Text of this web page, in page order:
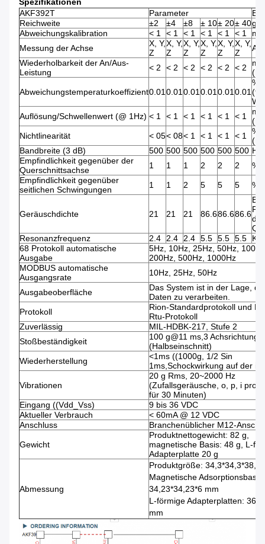
Spezifikationen
AKF392T
Parameter
Reichweite
±2 ±4 ±8 ± 10± 20± 40g
Abweichungskalibration
< 1 < 1 < 1 < 1 < 1 < 1
Messung der Achse
X, Y,
Z
X, Y,
Z
X, Y,
Z
X, Y,
Z
X, Y,
Z
X, Y,
Z
Wiederholbarkeit der An/Aus-
Leistung
< 2 < 2 < 2 < 2 < 2 < 2
mg
Abweichungstemperaturkoeffizient0.010.010.010.010.010.01
%/
Auflösung/Schwellenwert (@ 1Hz) < 1 < 1 < 1 < 1 < 1 < 1
mg
Nichtlinearität
< 05< 08< 1 < 1 < 1 < 1 %
Bandbreite (3 dB)
500 500 500 500 500 500 Hz
Empfindlichkeit gegenüber der
Querschnittsachse
1 1 1 2 2 2
%
Empfindlichkeit gegenüber
seitlichen Schwingungen
1 1 2 5 5 5 %
Geräuschdichte 21 21 21 86.686.686.6der
Resonanzfrequenz
2.4 2.4 2.4 5.5 5.5 5.5
68 Protokoll automatische
Ausgabe
5Hz, 10Hz, 25Hz, 50Hz,
200Hz, 500Hz, 1000Hz
MODBUS automatische
Ausgangsrate
10Hz, 25Hz, 50Hz
Ausgabeoberfläche
Das System ist in der Lage, die
Daten zu verarbeiten.
Protokoll
Rion-Standardprotokoll und
Rtu-Protokoll
Zuverlässig
MIL-HDBK-217, Stufe 2
Stoßbeständigkeit
100 g@11 ms,3 Achsrichtung
(Halbseinschnitt)
Wiederherstellung
<1ms ((1000g, 1/2 Sin
1ms,Schockwirkung auf der i-
Vibrationen
20 g Rms, 20~2000 Hz
(Zufallsgeräusche, o, p, i pro
für 30 Minuten)
Eingang ((Vdd_Vss)
9 bis 36 VDC
Aktueller Verbrauch
< 60mA @ 12 VDC
Anschluss
Branchenüblicher M12-
Gewicht
Produktnettogewicht: 82 g,
magnetische Basis: 48 g, L-
Adapterplatte 20 g
Abmessung
Produktgröße: 34,3*34,3*38,5
Magnetische
34,23*34,23*6 mm
L-förmige Adapterplatten:
mm